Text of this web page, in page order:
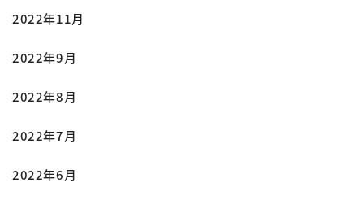
2022年11月
2022年9月
2022年8月
2022年7月
2022年6月